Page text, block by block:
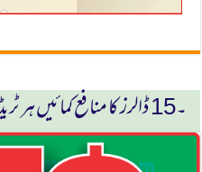
۔15 ڈالرز كا منافع كمائیں ہر ٹریڈ پر